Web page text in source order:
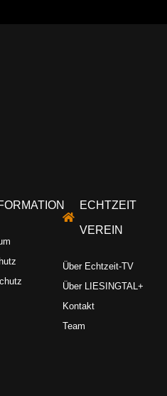
ECHTZEIT
VEREIN
Über Echtzeit-TV
Über LIESINGTAL+
Kontakt
Team